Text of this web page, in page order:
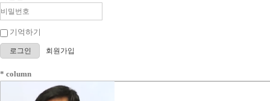
기억하기
로그인 회원가입
* column